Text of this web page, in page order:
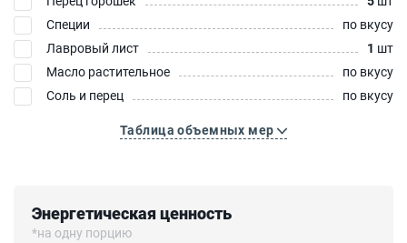
Специи
по вкусу
Лавровый лист
1 шт
Масло растительное
по вкусу
Соль и перец
по вкусу
Таблица объемных мер
Энергетическая ценность
*на одну порцию